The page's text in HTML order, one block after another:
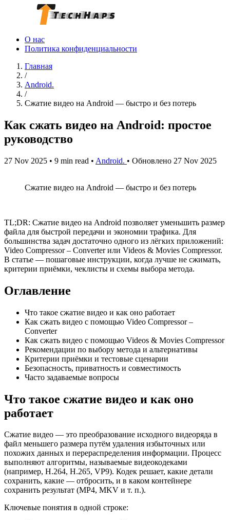
О нас
Политика конфиденциальности
Главная
/
Android.
/
Сжатие видео на Android — быстро и без потерь
Как сжать видео на Android: простое
руководство
27 Nov 2025 • 9 min read • Android. • Обновлено 27 Nov 2025
Сжатие видео на Android — быстро и без потерь
TL;DR: Сжатие видео на Android позволяет уменьшить размер
файла для быстрой передачи и экономии трафика. Для
большинства задач достаточно одного из лёгких приложений:
Video Compressor – Converter или Videos & Movies Compressor.
В статье — пошаговые инструкции, когда лучше не сжимать,
критерии приёмки, чеклисты и схемы выбора метода.
Оглавление
Что такое сжатие видео и как оно работает
Как сжать видео с помощью Video Compressor –
Converter
Как сжать видео с помощью Videos & Movies Compressor
Рекомендации по выбору метода и альтернативы
Критерии приёмки и тестовые сценарии
Безопасность, приватность и совместимость
Часто задаваемые вопросы
Что такое сжатие видео и как оно
работает
Сжатие видео — это преобразование исходного видеоряда в
файл меньшего размера путём удаления избыточных или
похожих данных и перераспределения информации. Процесс
выполняют алгоритмы, называемые видеокодеками
(например, H.264, H.265, VP9). Кодек решает, какие детали
сохранить, какие — отбросить, и в каком контейнере
сохранить результат (MP4, MKV и т. п.).
Ключевые понятия в одной строке: